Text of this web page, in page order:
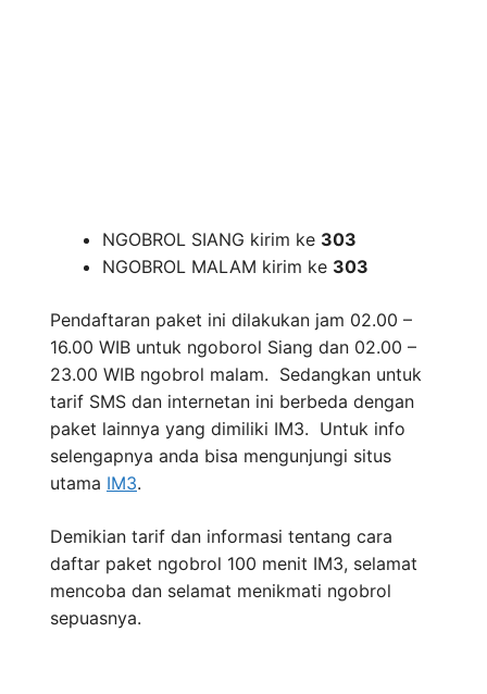
NGOBROL SIANG kirim ke 303
NGOBROL MALAM kirim ke 303
Pendaftaran paket ini dilakukan jam 02.00 –
16.00 WIB untuk ngoborol Siang dan 02.00 –
23.00 WIB ngobrol malam. Sedangkan untuk
tarif SMS dan internetan ini berbeda dengan
paket lainnya yang dimiliki IM3. Untuk info
selengapnya anda bisa mengunjungi situs
utama IM3.
Demikian tarif dan informasi tentang cara
daftar paket ngobrol 100 menit IM3, selamat
mencoba dan selamat menikmati ngobrol
sepuasnya.